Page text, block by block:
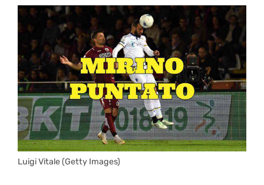
Luigi Vitale (Getty Images)